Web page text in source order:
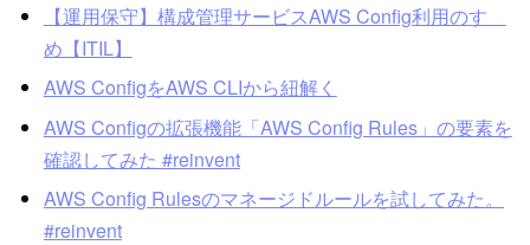
【運用保守】構成管理サービスAWS Config利用のすゝ
め【ITIL】
AWS ConfigをAWS CLIから紐解く
AWS Configの拡張機能「AWS Config Rules」の要素を
確認してみた #reinvent
AWS Config Rulesのマネージドルールを試してみた。
#reinvent